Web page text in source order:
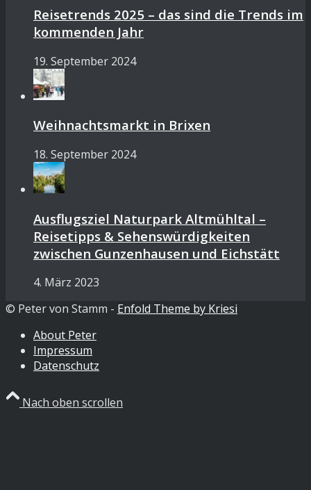
Reisetrends 2025 – das sind die Trends im
kommenden Jahr
19. September 2024
Weihnachtsmarkt in Brixen
18. September 2024
Ausflugsziel Naturpark Altmühltal –
Reisetipps & Sehenswürdigkeiten
zwischen Gunzenhausen und Eichstätt
4. März 2023
© Peter von Stamm - Enfold Theme by Kriesi
About Peter
Impressum
Datenschutz
Nach oben scrollen